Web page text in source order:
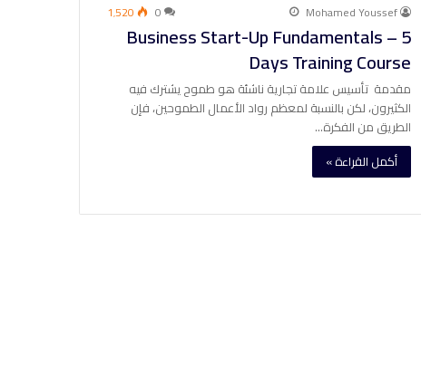
Mohamed Youssef
0 1٬520
Business Start-Up Fundamentals – 5
Days Training Course
مقدمة تأسيس علامة تجارية ناشئة هو طموح يشترك فيه
الكثيرون، لكن بالنسبة لمعظم رواد الأعمال الطموحين، فإن
الطريق من الفكرة…
أكمل القراءة »